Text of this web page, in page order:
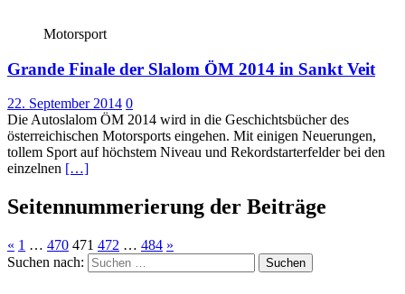
Motorsport
Grande Finale der Slalom ÖM 2014 in Sankt Veit
22. September 2014 0
Die Autoslalom ÖM 2014 wird in die Geschichtsbücher des
österreichischen Motorsports eingehen. Mit einigen Neuerungen,
tollem Sport auf höchstem Niveau und Rekordstarterfelder bei den
einzelnen […]
Seitennummerierung der Beiträge
« 1 … 470 471 472 … 484 »
Suchen nach: